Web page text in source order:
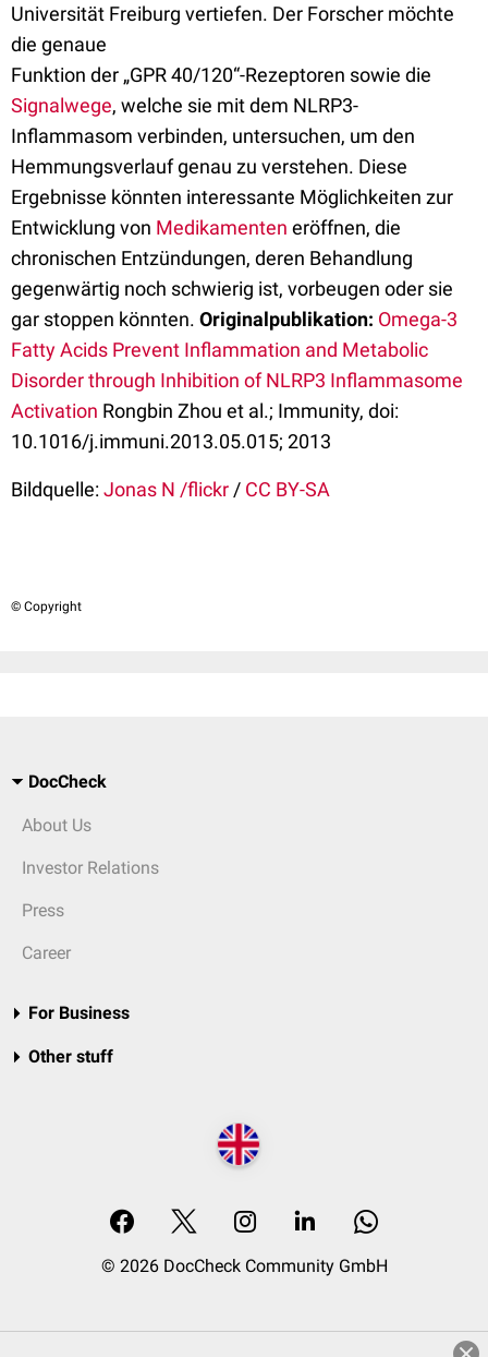
Universität Freiburg vertiefen. Der Forscher möchte
die genaue
Funktion der „GPR 40/120“-Rezeptoren sowie die
Signalwege, welche sie mit dem NLRP3-
Inflammasom verbinden, untersuchen, um den
Hemmungsverlauf genau zu verstehen. Diese
Ergebnisse könnten interessante Möglichkeiten zur
Entwicklung von Medikamenten eröffnen, die
chronischen Entzündungen, deren Behandlung
gegenwärtig noch schwierig ist, vorbeugen oder sie
gar stoppen könnten. Originalpublikation: Omega-3
Fatty Acids Prevent Inflammation and Metabolic
Disorder through Inhibition of NLRP3 Inflammasome
Activation Rongbin Zhou et al.; Immunity, doi:
10.1016/j.immuni.2013.05.015; 2013
Bildquelle:Jonas N /flickr / CC BY-SA
© Copyright
DocCheck
About Us
Investor Relations
Press
Career
For Business
Other stuff
© 2026 DocCheck Community GmbH